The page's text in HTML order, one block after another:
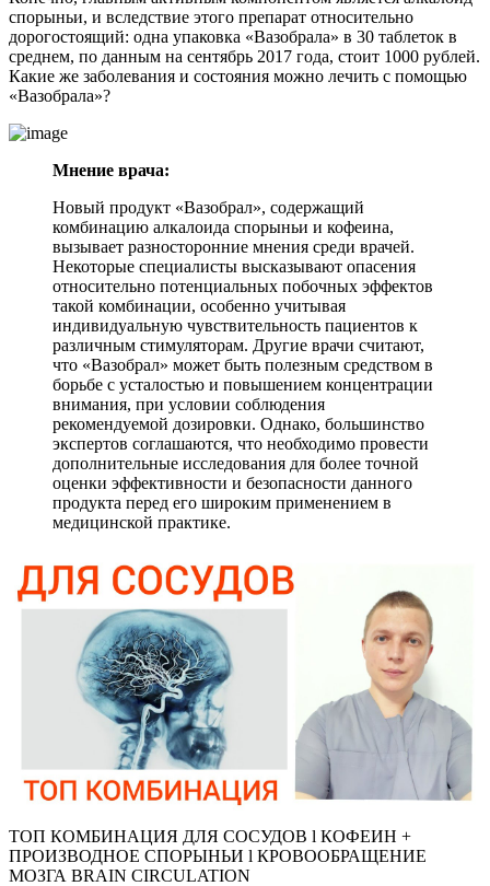
спорыньи, и вследствие этого препарат относительно
дорогостоящий: одна упаковка «Вазобрала» в 30 таблеток в
среднем, по данным на сентябрь 2017 года, стоит 1000 рублей.
Какие же заболевания и состояния можно лечить с помощью
«Вазобрала»?
Мнение врача:
Новый продукт «Вазобрал», содержащий
комбинацию алкалоида спорыньи и кофеина,
вызывает разносторонние мнения среди врачей.
Некоторые специалисты высказывают опасения
относительно потенциальных побочных эффектов
такой комбинации, особенно учитывая
индивидуальную чувствительность пациентов к
различным стимуляторам. Другие врачи считают,
что «Вазобрал» может быть полезным средством в
борьбе с усталостью и повышением концентрации
внимания, при условии соблюдения
рекомендуемой дозировки. Однако, большинство
экспертов соглашаются, что необходимо провести
дополнительные исследования для более точной
оценки эффективности и безопасности данного
продукта перед его широким применением в
медицинской практике.
ТОП КОМБИНАЦИЯ ДЛЯ СОСУДОВ l КОФЕИН +
ПРОИЗВОДНОЕ СПОРЫНЬИ l КРОВООБРАЩЕНИЕ
МОЗГА BRAIN CIRCULATION